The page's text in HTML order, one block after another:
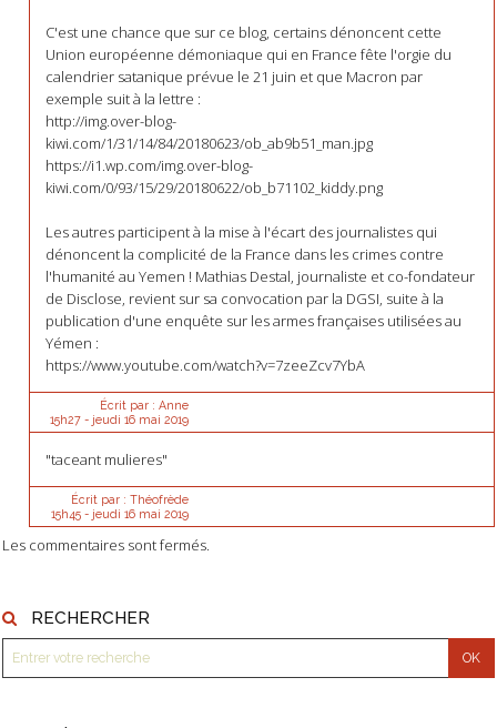
RECHERCHER
C'est une chance que sur ce blog, certains dénoncent cette
Union européenne démoniaque qui en France fête l'orgie du
calendrier satanique prévue le 21 juin et que Macron par
exemple suit à la lettre :
http://img.over-blog-
kiwi.com/1/31/14/84/20180623/ob_ab9b51_man.jpg
https://i1.wp.com/img.over-blog-
kiwi.com/0/93/15/29/20180622/ob_b71102_kiddy.png
Les autres participent à la mise à l'écart des journalistes qui
dénoncent la complicité de la France dans les crimes contre
l'humanité au Yemen ! Mathias Destal, journaliste et co-fondateur
de Disclose, revient sur sa convocation par la DGSI, suite à la
publication d'une enquête sur les armes françaises utilisées au
Yémen :
https://www.youtube.com/watch?v=7zeeZcv7YbA
Écrit par : Anne
15h27- jeudi 16 mai 2019
"taceant mulieres"
Écrit par : Théofrède
15h45- jeudi 16 mai 2019
Les commentaires sont fermés.